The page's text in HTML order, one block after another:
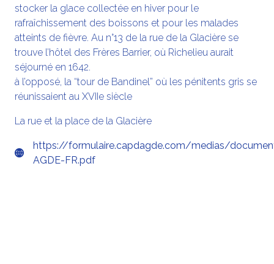
stocker la glace collectée en hiver pour le
rafraîchissement des boissons et pour les malades
atteints de fièvre. Au n°13 de la rue de la Glacière se
trouve l’hôtel des Frères Barrier, où Richelieu aurait
séjourné en 1642.
à l’opposé, la “tour de Bandinel” où les pénitents gris se
réunissaient au XVIIe siècle
La rue et la place de la Glacière
https://formulaire.capdagde.com/medias/
AGDE-FR.pdf